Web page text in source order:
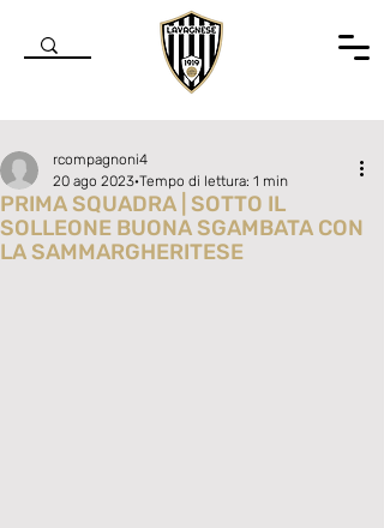
PRIMA SQUADRA | SOTTO IL
SOLLEONE BUONA SGAMBATA CON
LA SAMMARGHERITESE
rcompagnoni4
20 ago 2023 Tempo di lettura: 1 min